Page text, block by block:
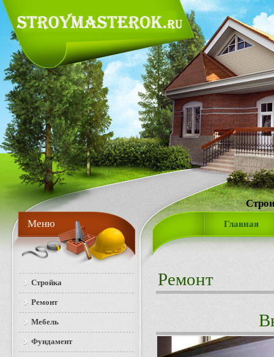
Главная
Ремонт
Меню
Стройка
Ремонт
Мебель
Фундамент